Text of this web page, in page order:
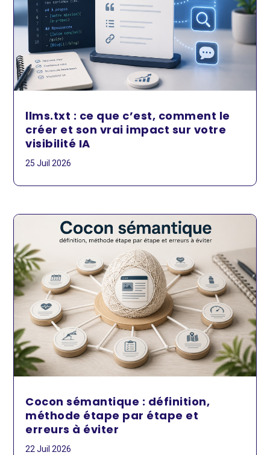
llms.txt : ce que c’est, comment le
créer et son vrai impact sur votre
visibilité IA
25 Juil 2026
Cocon sémantique : définition,
méthode étape par étape et
erreurs à éviter
22 Juil 2026